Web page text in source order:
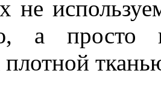
не
а просто